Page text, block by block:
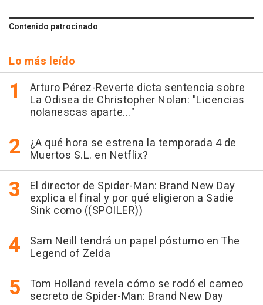
Contenido patrocinado
Lo más leído
Arturo Pérez-Reverte dicta sentencia sobre
La Odisea de Christopher Nolan: "Licencias
nolanescas aparte..."
¿A qué hora se estrena la temporada 4 de
Muertos S.L. en Netflix?
El director de Spider-Man: Brand New Day
explica el final y por qué eligieron a Sadie
Sink como ((SPOILER))
Sam Neill tendrá un papel póstumo en The
Legend of Zelda
Tom Holland revela cómo se rodó el cameo
secreto de Spider-Man: Brand New Day